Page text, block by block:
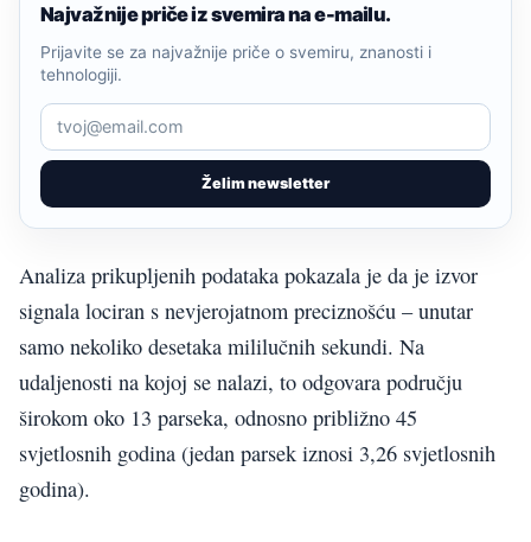
Najvažnije priče iz svemira na e-mailu.
Želim newsletter
Prijavite se za najvažnije priče o svemiru, znanosti i
tehnologiji.
Analiza prikupljenih podataka pokazala je da je izvor
signala lociran s nevjerojatnom preciznošću – unutar
samo nekoliko desetaka mililučnih sekundi. Na
udaljenosti na kojoj se nalazi, to odgovara području
širokom oko 13 parseka, odnosno približno 45
svjetlosnih godina (jedan parsek iznosi 3,26 svjetlosnih
godina).